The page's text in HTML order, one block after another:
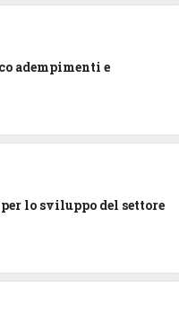
adempimenti e
lo sviluppo del settore